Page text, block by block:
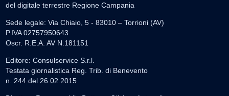
del digitale terrestre Regione Campania
Sede legale: Via Chiaio, 5 - 83010 – Torrioni (AV)
P.IVA 02757950643
Oscr. R.E.A. AV N.181151
Editore: Consulservice S.r.l.
Testata giornalistica Reg. Trib. di Benevento
n. 244 del 26.02.2015